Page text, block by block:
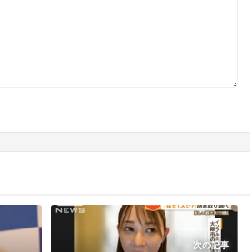
次の記事